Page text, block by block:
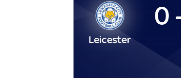
Leicester
0